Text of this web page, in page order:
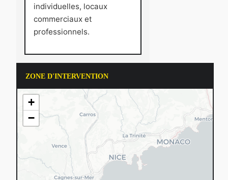
individuelles, locaux
commerciaux et
professionnels.
ZONE D'INTERVENTION
+
−